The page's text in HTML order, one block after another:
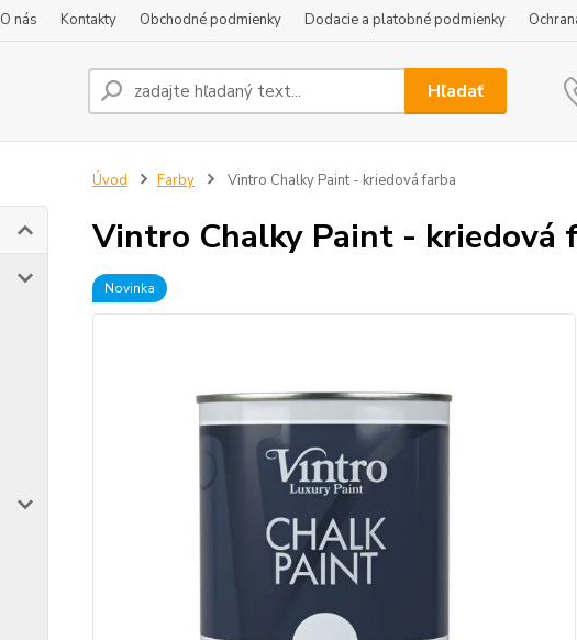
O nás Kontakty Obchodné podmienky Dodacie a platobné podmienky
Hľadať
Úvod Farby Vintro Chalky Paint - kriedová farba
Vintro Chalky Paint - kriedová
Novinka